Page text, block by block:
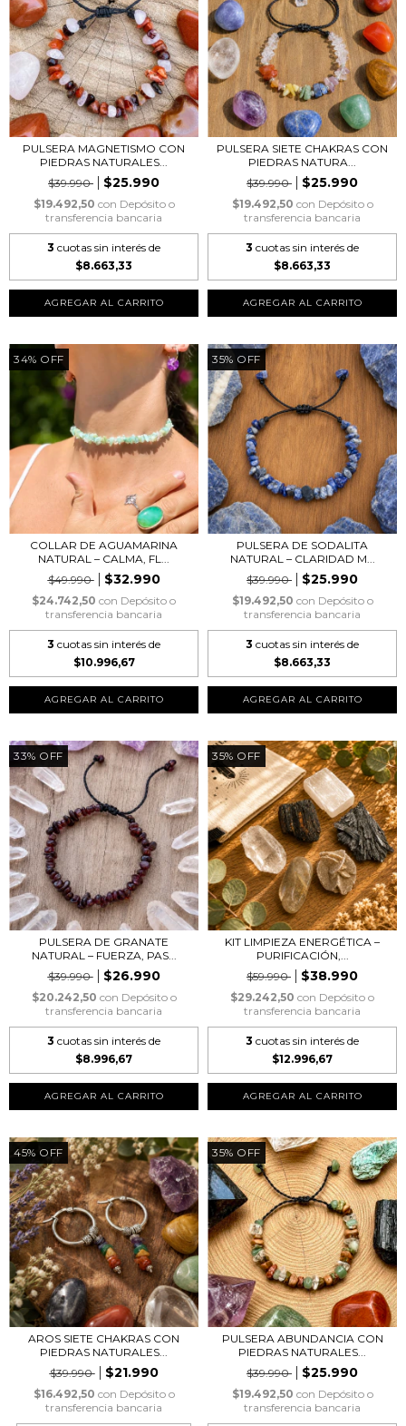
PULSERA MAGNETISMO CON
PIEDRAS NATURALES...
$39.990
$25.990
$19.492,50 con Depósito o
transferencia bancaria
3 cuotas sin interés de
$8.663,33
PULSERA SIETE CHAKRAS CON
PIEDRAS NATURA...
$39.990
$25.990
$19.492,50 con Depósito o
transferencia bancaria
3 cuotas sin interés de
$8.663,33
34% OFF
COLLAR DE AGUAMARINA
NATURAL – CALMA, FL...
$49.990
$32.990
$24.742,50 con Depósito o
transferencia bancaria
3 cuotas sin interés de
$10.996,67
35% OFF
PULSERA DE SODALITA
NATURAL – CLARIDAD M...
$39.990
$25.990
$19.492,50 con Depósito o
transferencia bancaria
3 cuotas sin interés de
$8.663,33
33% OFF
PULSERA DE GRANATE
NATURAL – FUERZA, PAS...
$39.990
$26.990
$20.242,50 con Depósito o
transferencia bancaria
3 cuotas sin interés de
$8.996,67
35% OFF
KIT LIMPIEZA ENERGÉTICA –
PURIFICACIÓN,...
$59.990
$38.990
$29.242,50 con Depósito o
transferencia bancaria
3 cuotas sin interés de
$12.996,67
45% OFF
AROS SIETE CHAKRAS CON
PIEDRAS NATURALES...
$39.990
$21.990
$16.492,50 con Depósito o
transferencia bancaria
35% OFF
PULSERA ABUNDANCIA CON
PIEDRAS NATURALES...
$39.990
$25.990
$19.492,50 con Depósito o
transferencia bancaria